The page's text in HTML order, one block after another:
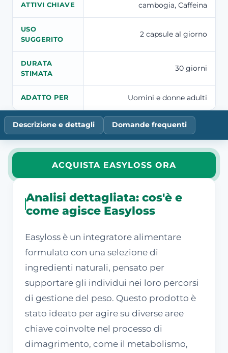
ATTIVI CHIAVE
cambogia, Caffeina
USO
SUGGERITO
2 capsule al giorno
DURATA
STIMATA
30 giorni
ADATTO PER Uomini e donne adulti
Descrizione e dettagli Domande frequenti
ACQUISTA EASYLOSS ORA
Analisi dettagliata: cos'è e
come agisce Easyloss
Easyloss è un integratore alimentare
formulato con una selezione di
ingredienti naturali, pensato per
supportare gli individui nei loro percorsi
di gestione del peso. Questo prodotto è
stato ideato per agire su diverse aree
chiave coinvolte nel processo di
dimagrimento, come il metabolismo,